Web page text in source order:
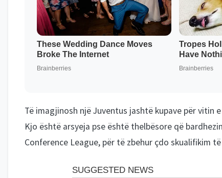
Të imagjinosh një Juventus jashtë kupave për vitin
Kjo është arsyeja pse është thelbësore që
Conference League, për të zbehur çdo skualifikim të